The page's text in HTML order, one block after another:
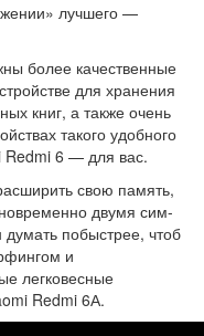
лучшего —
более качественные
для хранения
книг, а также очень
такого удобного
Redmi 6 — для вас.
свою память,
двумя сим-
побыстрее, чтоб
и
легковесные
Redmi 6А.